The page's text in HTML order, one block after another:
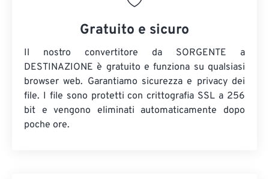
Gratuito e sicuro
Il nostro convertitore da SORGENTE a
DESTINAZIONE è gratuito e funziona su qualsiasi
browser web. Garantiamo sicurezza e privacy dei
file. I file sono protetti con crittografia SSL a 256
bit e vengono eliminati automaticamente dopo
poche ore.